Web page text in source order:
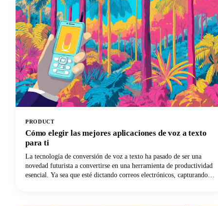
que harán que tu contenido destaque.
PRODUCT
Cómo elegir las mejores aplicaciones de voz a texto
para ti
La tecnología de conversión de voz a texto ha pasado de ser una
novedad futurista a convertirse en una herramienta de productividad
esencial. Ya sea que esté dictando correos electrónicos, capturando